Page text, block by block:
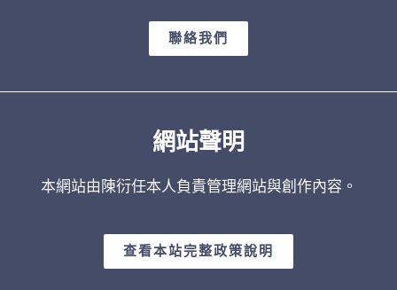
聯絡我們
網站聲明
本網站由陳衍任本人負責管理網站與創作內容。
查看本站完整政策說明